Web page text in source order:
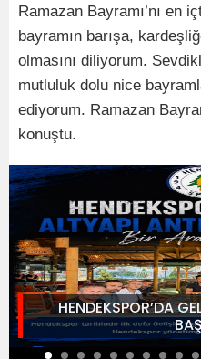
Ramazan Bayramı’nı en
bayramın barışa,
olmasını diliyorum.
mutluluk dolu nice
ediyorum. Ramazan
konuştu.
HENDEKSPOR’DA